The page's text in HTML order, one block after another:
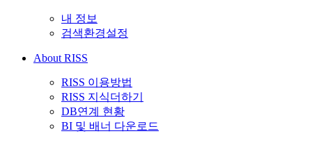
내 정보
검색환경설정
About RISS
RISS 이용방법
RISS 지식더하기
DB연계 현황
BI 및 배너 다운로드